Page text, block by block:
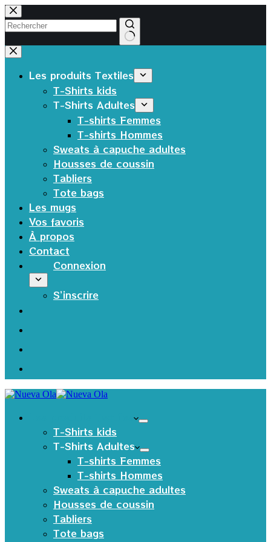
Passer
au
contenu
Aucun
résultat
Les produits Textiles
T-Shirts kids
T-Shirts Adultes
T-shirts Femmes
T-shirts Hommes
Sweats à capuche adultes
Housses de coussin
Tabliers
Tote bags
Les mugs
Vos favoris
À propos
Contact
Connexion
S’inscrire
T-Shirts kids
T-Shirts Adultes
T-shirts Femmes
T-shirts Hommes
Sweats à capuche adultes
Housses de coussin
Tabliers
Tote bags